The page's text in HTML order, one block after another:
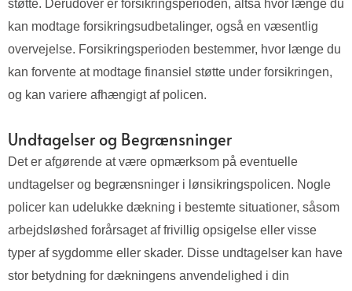
støtte. Derudover er forsikringsperioden, altså hvor længe du
kan modtage forsikringsudbetalinger, også en væsentlig
overvejelse. Forsikringsperioden bestemmer, hvor længe du
kan forvente at modtage finansiel støtte under forsikringen,
og kan variere afhængigt af policen.
Undtagelser og Begrænsninger
Det er afgørende at være opmærksom på eventuelle
undtagelser og begrænsninger i lønsikringspolicen. Nogle
policer kan udelukke dækning i bestemte situationer, såsom
arbejdsløshed forårsaget af frivillig opsigelse eller visse
typer af sygdomme eller skader. Disse undtagelser kan have
stor betydning for dækningens anvendelighed i din